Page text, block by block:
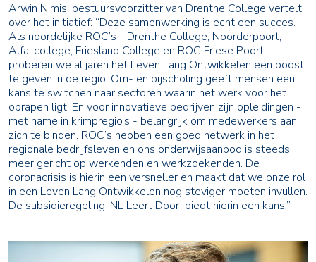
Arwin Nimis, bestuursvoorzitter van Drenthe College vertelt
over het initiatief: “Deze samenwerking is echt een succes.
Als noordelijke ROC’s - Drenthe College, Noorderpoort,
Alfa-college, Friesland College en ROC Friese Poort -
proberen we al jaren het Leven Lang Ontwikkelen een boost
te geven in de regio. Om- en bijscholing geeft mensen een
kans te switchen naar sectoren waarin het werk voor het
oprapen ligt. En voor innovatieve bedrijven zijn opleidingen -
met name in krimpregio’s - belangrijk om medewerkers aan
zich te binden. ROC’s hebben een goed netwerk in het
regionale bedrijfsleven en ons onderwijsaanbod is steeds
meer gericht op werkenden en werkzoekenden. De
coronacrisis is hierin een versneller en maakt dat we onze rol
in een Leven Lang Ontwikkelen nog steviger moeten invullen.
De subsidieregeling ‘NL Leert Door’ biedt hierin een kans.”